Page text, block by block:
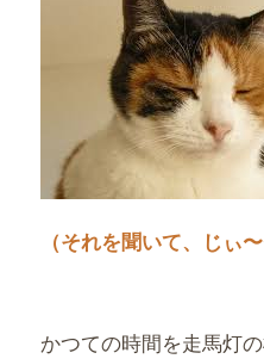
（それを聞いて、じぃ
かつての時間を走馬灯